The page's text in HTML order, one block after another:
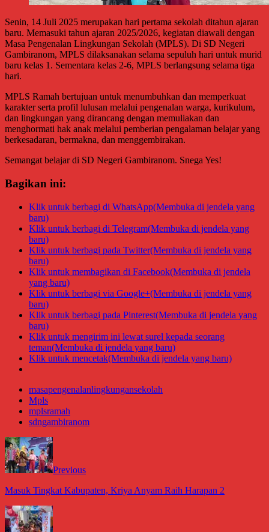
Senin, 14 Juli 2025 merupakan hari pertama sekolah ditahun ajaran
baru. Memasuki tahun ajaran 2025/2026, kegiatan diawali dengan
Masa Pengenalan Lingkungan Sekolah (MPLS). Di SD Negeri
Gambiranom, MPLS dilaksanakan selama sepuluh hari untuk murid
baru kelas 1. Sementara kelas 2-6, MPLS berlangsung selama tiga
hari.
MPLS Ramah bertujuan untuk menumbuhkan dan memperkuat
karakter serta profil lulusan melalui pengenalan warga, kurikulum,
dan lingkungan yang dirancang dengan memuliakan dan
menghormati hak anak melalui pemberian pengalaman belajar yang
berkesadaran, bermakna, dan menggembirakan.
Semangat belajar di SD Negeri Gambiranom. Snega Yes!
Bagikan ini:
Klik untuk berbagi di WhatsApp(Membuka di jendela yang
baru)
Klik untuk berbagi di Telegram(Membuka di jendela yang
baru)
Klik untuk berbagi pada Twitter(Membuka di jendela yang
baru)
Klik untuk membagikan di Facebook(Membuka di jendela
yang baru)
Klik untuk berbagi via Google+(Membuka di jendela yang
baru)
Klik untuk berbagi pada Pinterest(Membuka di jendela yang
baru)
Klik untuk mengirim ini lewat surel kepada seorang
teman(Membuka di jendela yang baru)
Klik untuk mencetak(Membuka di jendela yang baru)
masapengenalanlingkungansekolah
Mpls
mplsramah
sdngambiranom
Previous
Masuk Tingkat Kabupaten, Kriya Anyam Raih Harapan 2